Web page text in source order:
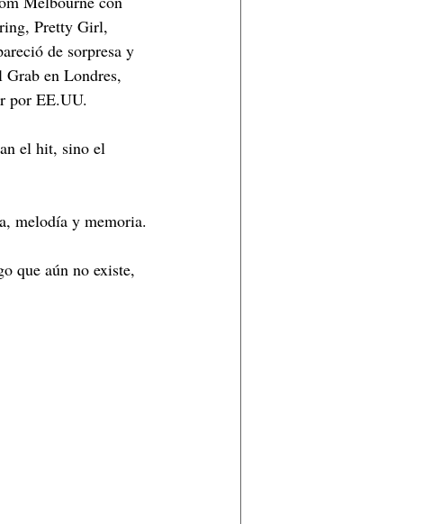
Pretty Girl,
de sorpresa y
en Londres,
por EE.UU.
el hit, sino el
melodía y memoria.
que aún no existe,